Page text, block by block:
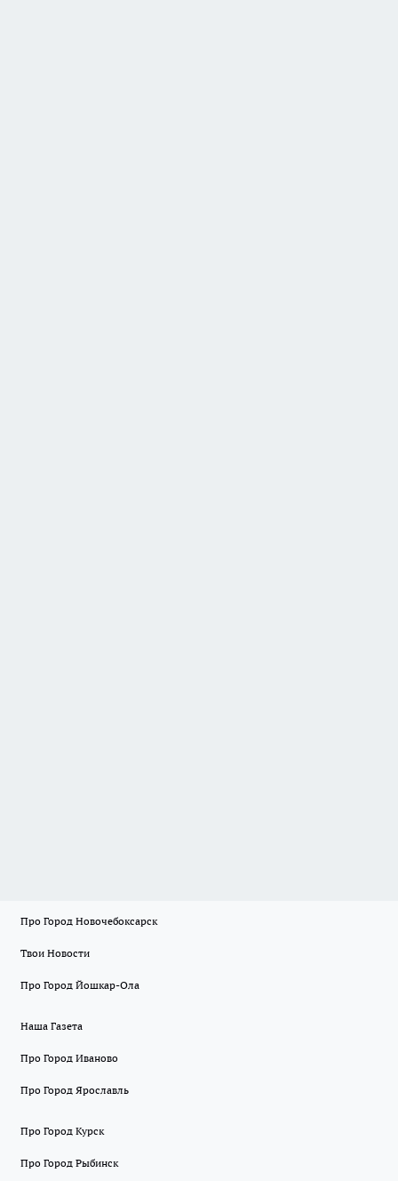
Про Город Новочебоксарск
Твои Новости
Про Город Йошкар-Ола
Наша Газета
Про Город Иваново
Про Город Ярославль
Про Город Курск
Про Город Рыбинск